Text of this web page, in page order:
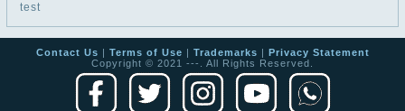
test
Contact Us | Terms of Use | Trademarks | Privacy Statement
Copyright © 2021 ---. All Rights Reserved.